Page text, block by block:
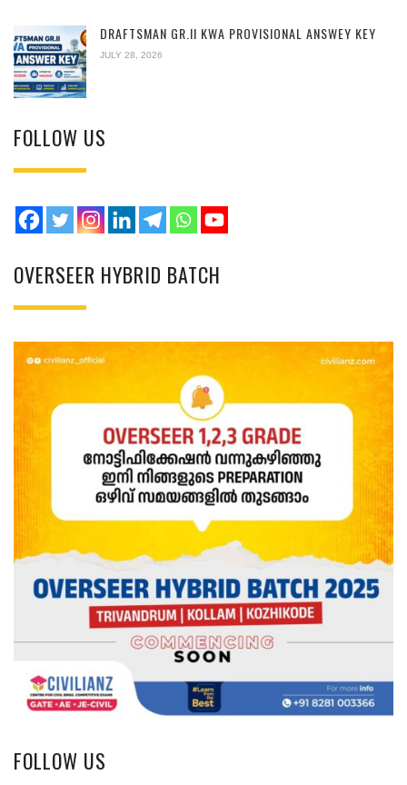
DRAFTSMAN GR.II KWA PROVISIONAL ANSWEY KEY
JULY 28, 2026
FOLLOW US
OVERSEER HYBRID BATCH
FOLLOW US